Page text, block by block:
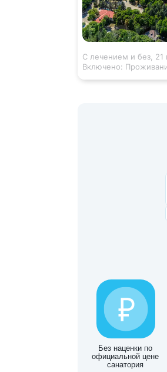
С лечением и без, 21
Включено:
Без наценки по
официальной цене
санатория